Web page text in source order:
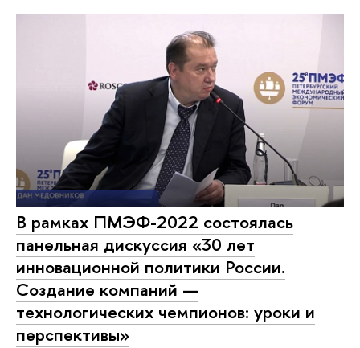
В рамках ПМЭФ-2022 состоялась
панельная дискуссия «30 лет
инновационной политики России.
Создание компаний —
технологических чемпионов: уроки и
перспективы»